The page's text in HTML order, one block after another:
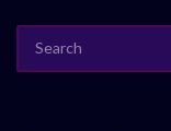
FOR: